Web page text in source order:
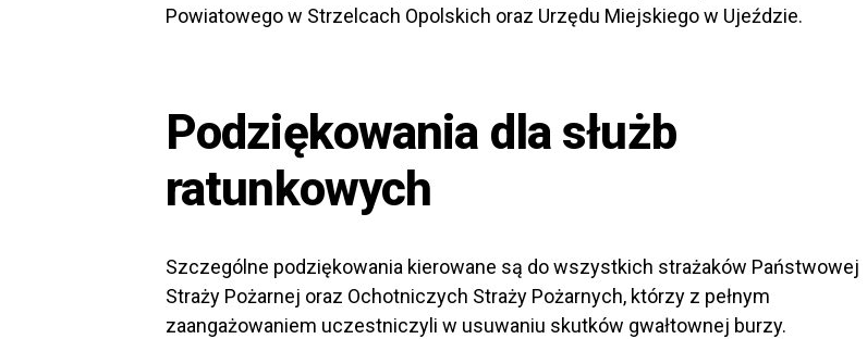
Powiatowego w Strzelcach Opolskich oraz Urzędu Miejskiego w Ujeździe.
Podziękowania dla służb
ratunkowych
Szczególne podziękowania kierowane są do wszystkich strażaków Państwowej
Straży Pożarnej oraz Ochotniczych Straży Pożarnych, którzy z pełnym
zaangażowaniem uczestniczyli w usuwaniu skutków gwałtownej burzy.